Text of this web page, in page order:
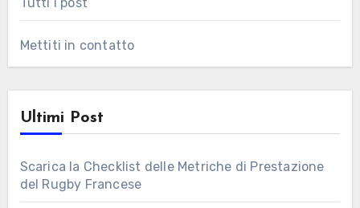
Mettiti in contatto
Ultimi Post
Scarica la Checklist delle Metriche di Prestazione
del Rugby Francese